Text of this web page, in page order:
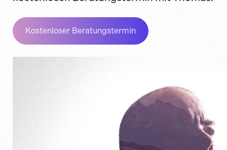
Kostenloser Beratungstermin